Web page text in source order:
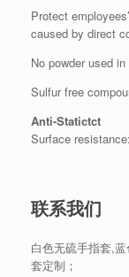
Protect
caused by direct
No powder used
Sulfur free
Anti-Statictct
Surface
联系我们
白色无硫手指套,
套定制；